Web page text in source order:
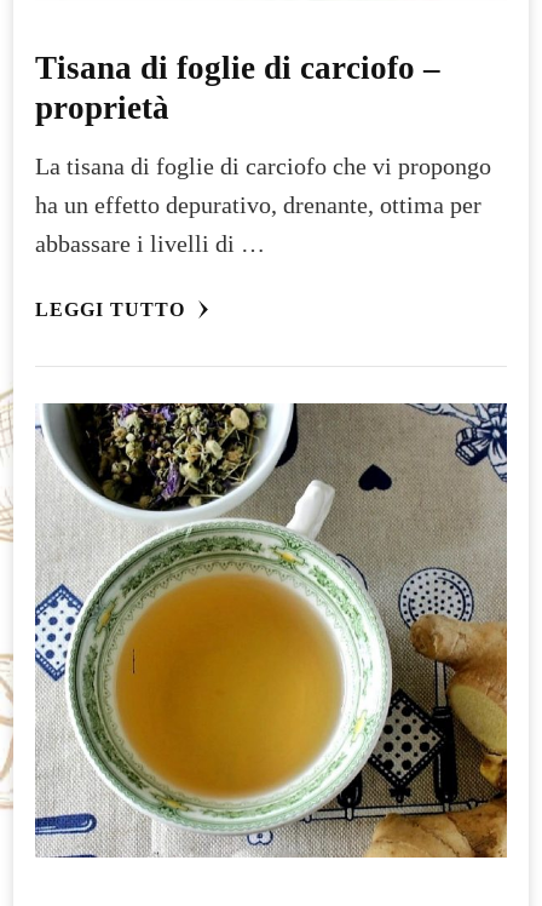
Tisana di foglie di carciofo –
proprietà
La tisana di foglie di carciofo che vi propongo
ha un effetto depurativo, drenante, ottima per
abbassare i livelli di …
LEGGI TUTTO